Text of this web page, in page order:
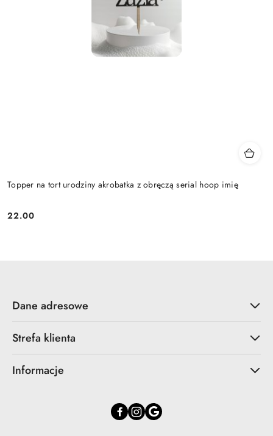
Topper na tort urodziny akrobatka z obręczą serial hoop imię
Cena:
22.00
Dane adresowe
Strefa klienta
Informacje